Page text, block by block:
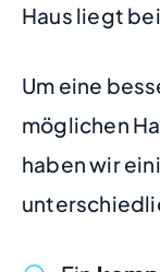
Haus liegt
Um eine
möglichen
haben wir